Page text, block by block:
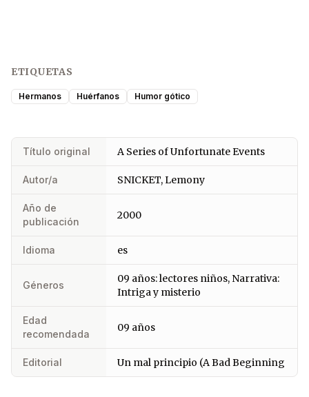
ETIQUETAS
Hermanos Huérfanos Humor gótico
Título original A Series of Unfortunate Events
Autor/a SNICKET, Lemony
Año de
publicación
2000
Idioma es
Géneros
09 años: lectores niños, Narrativa:
Intriga y misterio
Edad
recomendada
09 años
Editorial Un mal principio (A Bad Beginning